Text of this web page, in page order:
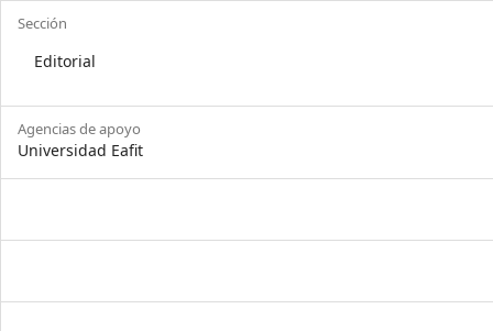
Sección
Editorial
Agencias de apoyo
Universidad Eafit